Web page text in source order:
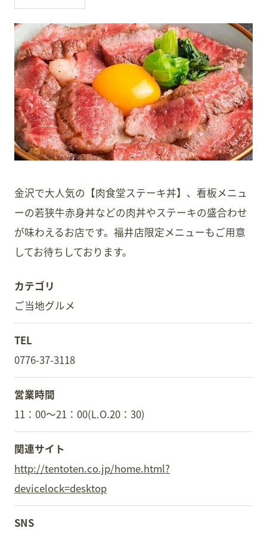
施設からのお知らせ
スタッフ募集
会員案内
周辺観光
金沢で大人気の【肉食堂ステーキ丼】、看板メニュ
ーの若狭牛赤身丼などの肉丼やステーキの盛合わせ
が味わえるお店です。福井店限定メニューもご用意
してお待ちしております。
カテゴリ
ご当地グルメ
TEL
0776-37-3118
営業時間
11：00～21：00(L.O.20：30)
関連サイト
http://tentoten.co.jp/home.html?
devicelock=desktop
SNS